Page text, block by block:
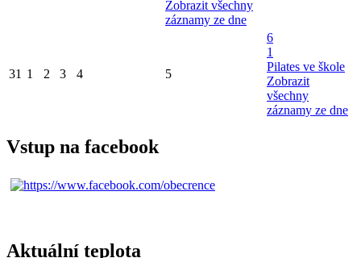
Zobrazit všechny
záznamy ze dne
31 1 2 3 4 5
6
1
Pilates ve škole
Zobrazit
všechny
záznamy ze dne
Vstup na facebook
Aktuální teplota